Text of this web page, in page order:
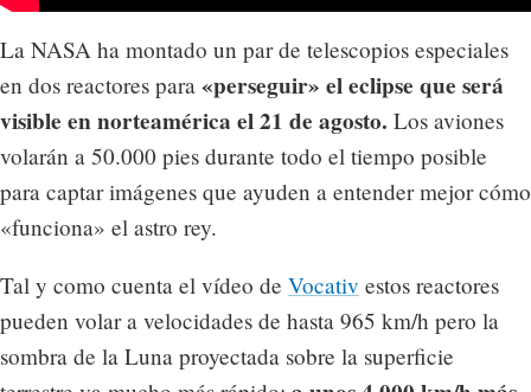
La NASA ha montado un par de telescopios especiales
en dos reactores para «perseguir» el eclipse que será
visible en norteamérica el 21 de agosto. Los aviones
volarán a 50.000 pies durante todo el tiempo posible
para captar imágenes que ayuden a entender mejor cómo
«funciona» el astro rey.
Tal y como cuenta el vídeo de Vocativ estos reactores
pueden volar a velocidades de hasta 965 km/h pero la
sombra de la Luna proyectada sobre la superficie